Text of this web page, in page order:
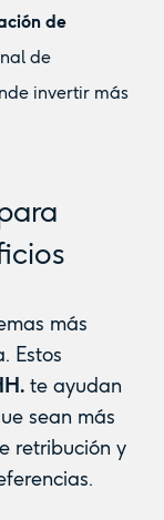
de
de
invertir más
más
Estos
te ayudan
sean más
retribución y